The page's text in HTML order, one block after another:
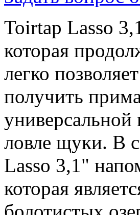
Toirtap Lasso
которая
легко
получить
универсальной
ловле щуки. В
Lasso 3,1"
которая